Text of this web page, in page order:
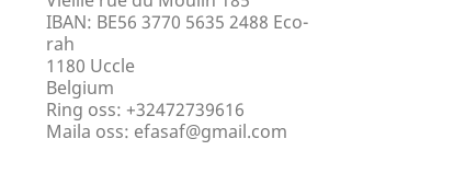
IBAN: BE56 3770 5635 2488 Eco-
rah
1180 Uccle
Belgium
Ring oss: +32472739616
Maila oss: efasaf@gmail.com